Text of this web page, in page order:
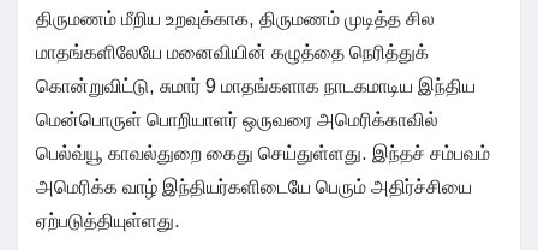
திருமணம் மீறிய உறவுக்காக, திருமணம் முடித்த சில
மாதங்களிலேயே மனைவியின் கழுத்தை நெரித்துக்
கொன்றுவிட்டு, சுமார் 9 மாதங்களாக நாடகமாடிய இந்திய
மென்பொருள் பொறியாளர் ஒருவரை அமெரிக்காவில்
பெல்வ்யூ காவல்துறை கைது செய்துள்ளது. இந்தச் சம்பவம்
அமெரிக்க வாழ் இந்தியர்களிடையே பெரும் அதிர்ச்சியை
ஏற்படுத்தியுள்ளது.